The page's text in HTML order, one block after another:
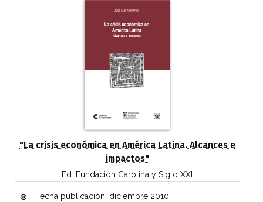
"La crisis económica en América Latina. Alcances e
impactos"
Ed. Fundación Carolina y Siglo XXI
Fecha publicación: diciembre 2010